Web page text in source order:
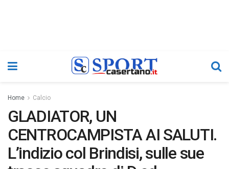
Home Calcio
GLADIATOR, UN
CENTROCAMPISTA AI SALUTI.
L’indizio col Brindisi, sulle sue